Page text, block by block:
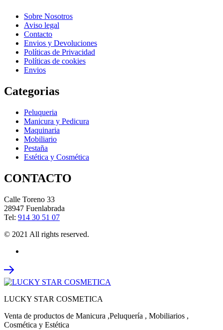
Sobre Nosotros
Aviso legal
Contacto
Envios y Devoluciones
Políticas de Privacidad
Políticas de cookies
Envios
Categorias
Peluqueria
Manicura y Pedicura
Maquinaria
Mobiliario
Pestaña
Estética y Cosmética
CONTACTO
Calle Toreno 33
28947 Fuenlabrada
Tel: 914 30 51 07
© 2021 All rights reserved.
LUCKY STAR COSMETICA
Venta de productos de Manicura ,Peluquería , Mobiliarios ,
Cosmética y Estética